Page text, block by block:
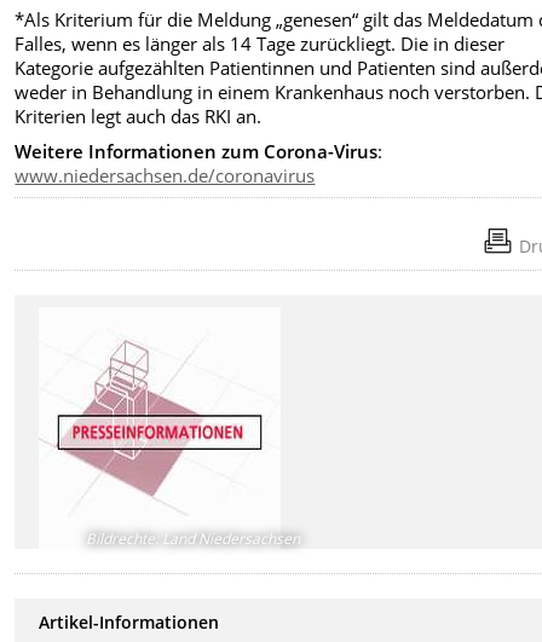
*Als Kriterium für die Meldung „genesen“ gilt das Meldedatum
Falles, wenn es länger als 14 Tage zurückliegt. Die in dieser
Kategorie aufgezählten Patientinnen und Patienten sind
weder in Behandlung in einem Krankenhaus noch verstorben.
Kriterien legt auch das RKI an.
Weitere Informationen zum Corona-Virus:
www.niedersachsen.de/coronavirus
Bildrechte: Land Niedersachsen
Artikel-Informationen